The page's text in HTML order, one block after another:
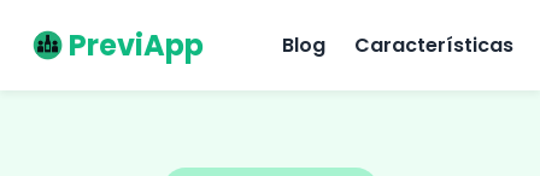
PreviApp Blog Características